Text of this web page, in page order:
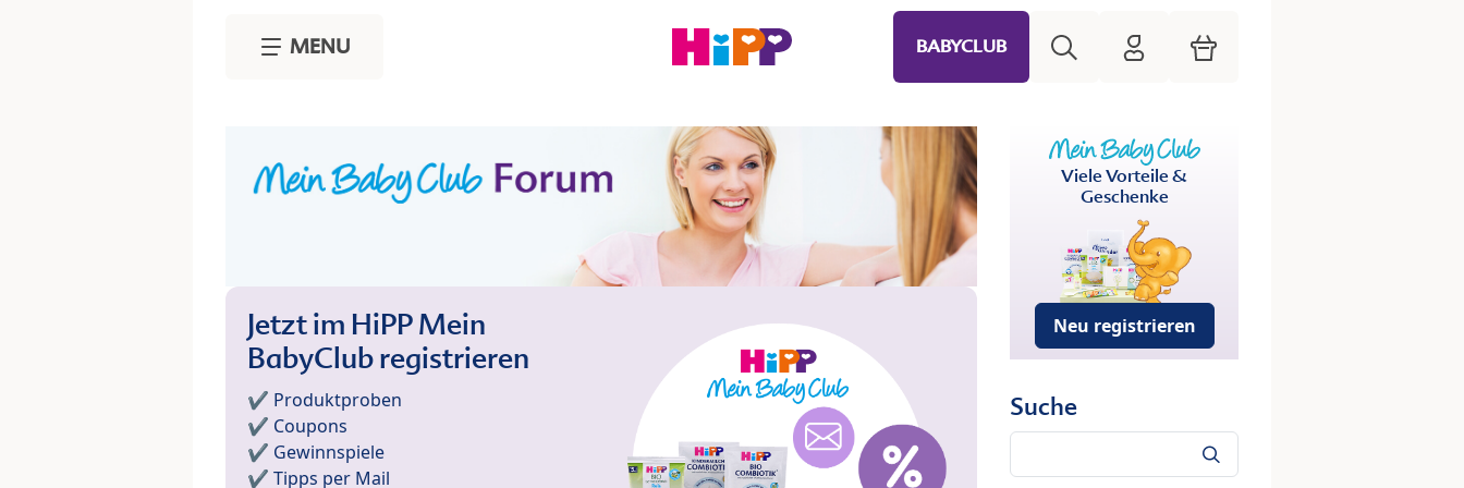
MENU BABYCLUB HiPP Mein Babyclub
Warenkorb
Jetzt im HiPP Mein
BabyClub registrieren
✔️ Produktproben
✔️ Coupons
✔️ Gewinnspiele
✔️ Tipps per Mail
Viele Vorteile &
Geschenke
Neu registrieren
Suche